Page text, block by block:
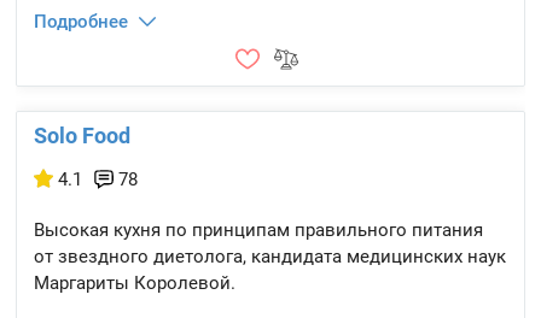
Подробнее
Solo Food
4.1 78
Высокая кухня по принципам правильного питания
от звездного диетолога, кандидата медицинских наук
Маргариты Королевой.